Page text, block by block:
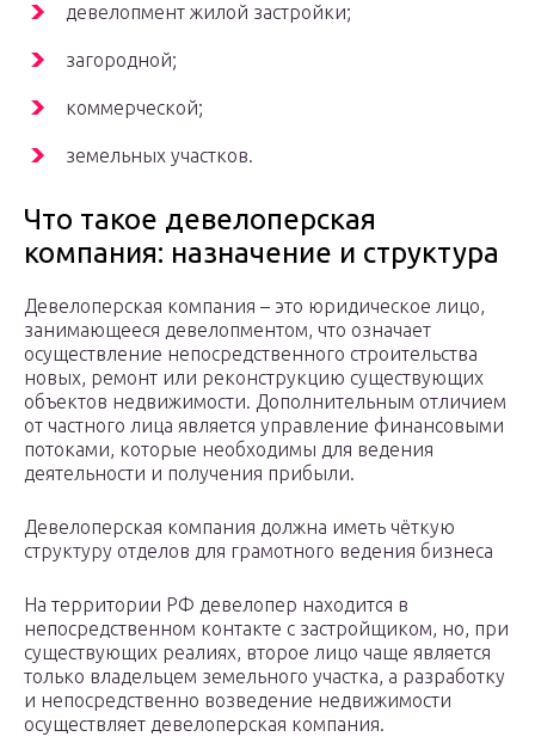
девелопмент жилой застройки;
загородной;
коммерческой;
земельных участков.
Что такое девелоперская
компания: назначение и структура
Девелоперская компания – это юридическое лицо,
занимающееся девелопментом, что означает
осуществление непосредственного строительства
новых, ремонт или реконструкцию существующих
объектов недвижимости. Дополнительным отличием
от частного лица является управление финансовыми
потоками, которые необходимы для ведения
деятельности и получения прибыли.
Девелоперская компания должна иметь чёткую
структуру отделов для грамотного ведения бизнеса
На территории РФ девелопер находится в
непосредственном контакте с застройщиком, но, при
существующих реалиях, второе лицо чаще является
только владельцем земельного участка, а разработку
и непосредственно возведение недвижимости
осуществляет девелоперская компания.